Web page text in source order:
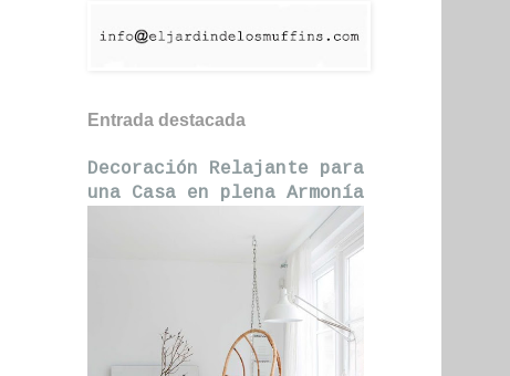
Entrada destacada
Decoración Relajante para
una Casa en plena Armonía